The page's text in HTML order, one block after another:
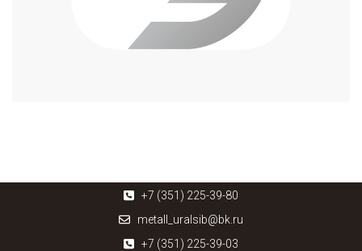
+7 (351) 225-39-80
metall_uralsib@bk.ru
+7 (351) 225-39-03